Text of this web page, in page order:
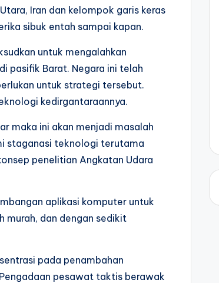
Iran dan kelompok garis keras
sibuk entah sampai kapan.
untuk mengalahkan
pasifik Barat. Negara ini telah
untuk strategi tersebut.
kedirgantaraannya.
maka ini akan menjadi masalah
staganasi teknologi terutama
penelitian Angkatan Udara
aplikasi komputer untuk
murah, dan dengan sedikit
pada penambahan
pesawat taktis berawak